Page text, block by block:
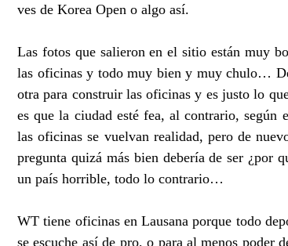
ves de Korea Open o algo así.
Las fotos que salieron en el sitio están muy
las oficinas y todo muy bien y muy chulo…
otra para construir las oficinas y es justo lo
es que la ciudad esté fea, al contrario, según
las oficinas se vuelvan realidad, pero de
pregunta quizá más bien debería de ser ¿por
un país horrible, todo lo contrario…
WT tiene oficinas en Lausana porque todo
se escuche así de pro, o para al menos poder